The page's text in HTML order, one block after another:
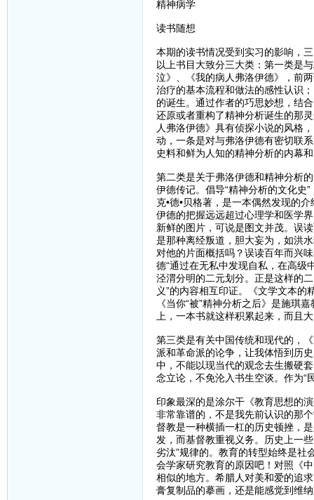
精神病学
读书随想
本期的读书情况受到实习的影响，
以上书目大致分三大类：第一类是
泣》、《我的病人弗洛伊德》，前
治疗的基本流程和做法的感性认识
的诞生。通过作者的巧思妙想，结
还原或者重构了精神分析诞生的那
人弗洛伊德》具有侦探小说的风格
动，一条是对与弗洛伊德有密切联
史料和鲜为人知的精神分析的内幕
第二类是关于弗洛伊德和精神分析
伊德传记。倡导“精神分析的文化史
克•德•贝格著，是一本偶然发现的
伊德的把握远远超过心理学和医学
新鲜的图片，可说是图文并茂。误
是那种离经叛道，胆大妄为，如洪
对他的片面概括吗？误读百年而兴
德“通过在无私中发现自私，在高级
泾渭分明的二元划分。正是这样的
义”的内容相互印证。《文学文本
《当你“被”精神分析之后》是施琪
上，一本书就这样积累起来，而且
第三类是有关中国传统和现代的，
派和革命派的论争，让我体悟到历
中，不能以现当代的观念去生搬硬
念立论，不免沦入书生空谈。作为“
印象最深的是涂尔干《教育思想的
非常靠谱的，不是我先前认识的那
督教是一种横插一杠的历史顿挫，
发，而基督教重视义务。历史上一
劣汰”规律的。教育的转型始终是社
会学家研究教育的原因吧！对照《
相似的地方。希腊人对美和爱的追
膏复制品的摹画，还是能感觉到维